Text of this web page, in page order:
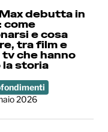
debutta in
come
e cosa
tra film e
che hanno
storia
2026